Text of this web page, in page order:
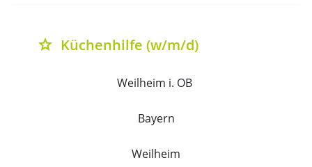
grade Küchenhilfe (w/m/d)
Weilheim i. OB
Bayern
Weilheim